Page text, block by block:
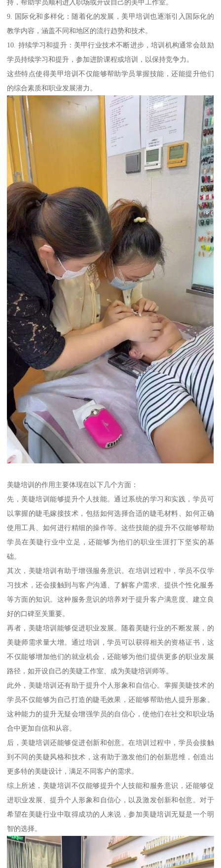
持，帮助学员顺利进入职场或开设自己的美甲工作室。
9. 国际化和多样化：随着化的发展，美甲培训也逐渐引入国际化的
教学内容，涵盖不同和地区的流行趋势和技术。
10. 持续学习和提升：美甲行业技术不断进步，培训机构通常会鼓励
学员持续学习和提升，参加进阶课程或培训，以保持竞争力。
这些特点使得美甲培训不仅能够帮助学员掌握技能，还能提升他们
的综合素质和职业发展潜力。
美睫培训的作用主要体现在以下几个方面：
先，美睫培训能够提升个人技能。通过系统的学习和实践，学员可
以掌握的睫毛嫁接技术，包括如何选择合适的睫毛材料、如何正确
使用工具、如何进行精细的操作等。这些技能的提升不仅能够帮助
学员在美睫行业中立足，还能够为他们的职业生涯打下坚实的基
础。
其次，美睫培训有助于增强服务意识。在培训过程中，学员不仅学
习技术，还会接触到与客户沟通、了解客户需求、提供个性化服务
等方面的知识。这种服务意识的培养对于提升客户满意度、建立良
好的口碑至关重要。
再者，美睫培训能够促进职业发展。随着美睫行业的不断发展，的
美睫师需求量大增。通过培训，学员可以获得相关的资格证书，这
不仅能够增加他们的就业机会，还能够为他们提供更多的职业发展
路径，如开设自己的美睫工作室、成为美睫培训师等。
此外，美睫培训还有助于提升个人形象和自信心。掌握美睫技术的
学员不仅能够为自己打造的睫毛效果，还能够帮助他人提升形象。
这种能力的提升无疑会增强学员的自信心，使他们在社交和职业场
合中更加自信和从容。
后，美睫培训还能够促进创新和创意。在培训过程中，学员会接触
到不同的美睫风格和技术，这有助于激发他们的创新思维，创造出
更多特的美睫设计，满足不同客户的需求。
综上所述，美睫培训不仅能够提升个人技能和服务意识，还能够促
进职业发展、提升个人形象和自信心，以及激发创新和创意。对于
希望在美睫行业中取得成功的人来说，参加美睫培训无疑是一个明
智的选择。